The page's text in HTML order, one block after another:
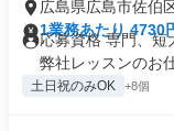
広島県広島市佐伯
1業務あたり 4730
ン 90分）
応募資格 専門、短
弊社レッスンのお
土日祝のみOK +8個